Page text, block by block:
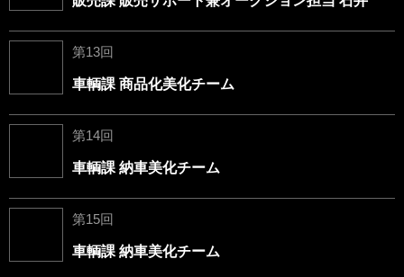
第13回
車輌課 商品化美化チーム
第14回
車輌課 納車美化チーム
第15回
車輌課 納車美化チーム